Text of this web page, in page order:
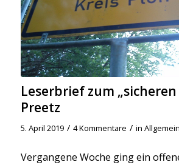
Leserbrief zum „sicheren
Preetz
5. April 2019 / 4 Kommentare / in Allgemein
Vergangene Woche ging ein